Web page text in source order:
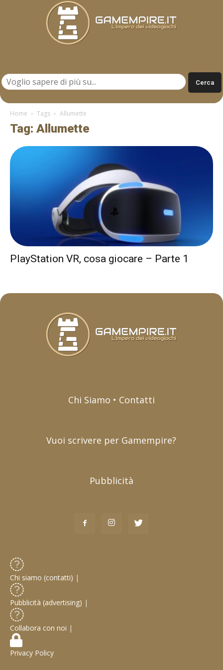
Home Tags Allumette
Tag: Allumette
PlayStation VR, cosa giocare – Parte 1
Chi Siamo • Contatti
Vuoi scrivere per Gamempire?
Pubblicità
Chi siamo (contatti) |
Pubblicità (advertising) |
Collabora con noi |
Privacy Policy